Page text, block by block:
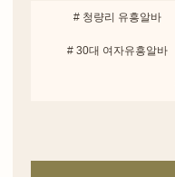
# 청량리 유흥알바
# 30대 여자유흥알바